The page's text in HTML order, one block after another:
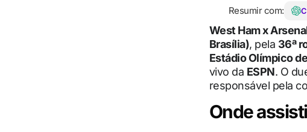
Resumir com:
West Ham x
Brasília), pela 36ª
Estádio Olímpico
vivo da ESPN. O
responsável pela
Onde